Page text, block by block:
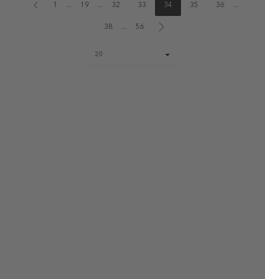
1 ... 19 ... 32 33 34 35 36 ...
38 ... 56
size
20